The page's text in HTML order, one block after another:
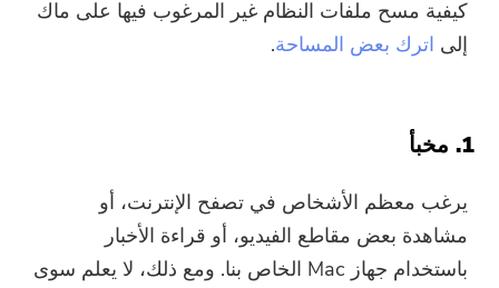
كيفية مسح ملفات النظام غير المرغوب فيها على ماك
إلى اترك بعض المساحة.
1. مخبأ
يرغب معظم الأشخاص في تصفح الإنترنت، أو
مشاهدة بعض مقاطع الفيديو، أو قراءة الأخبار
باستخدام جهاز Mac الخاص بنا. ومع ذلك، لا يعلم سوى